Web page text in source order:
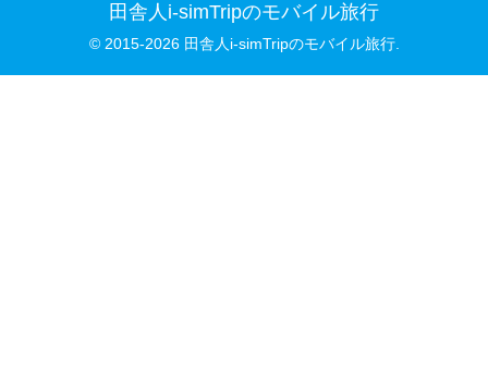
田舎人i-simTripのモバイル旅行
© 2015-2026 田舎人i-simTripのモバイル旅行.